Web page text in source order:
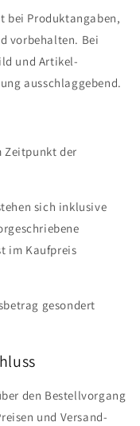
bei Produktangaben,
vorbehalten. Bei
und Artikel-
ausschlaggebend.
Zeitpunkt der
sich inklusive
im Kaufpreis
gesondert
den Bestellvorgang
und Versand-